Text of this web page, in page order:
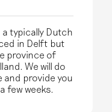
a typically Dutch
in Delft but
province of
We will do
and provide you
few weeks.